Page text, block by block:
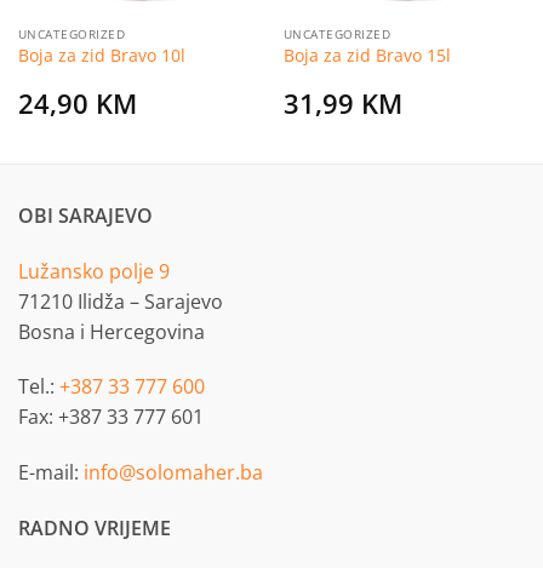
UNCATEGORIZED
Boja za zid Bravo 10l
24,90 KM
UNCATEGORIZED
Boja za zid Bravo 15l
31,99 KM
OBI SARAJEVO
Lužansko polje 9
71210 Ilidža – Sarajevo
Bosna i Hercegovina
Tel.: +387 33 777 600
Fax: +387 33 777 601
E-mail: info@solomaher.ba
RADNO VRIJEME